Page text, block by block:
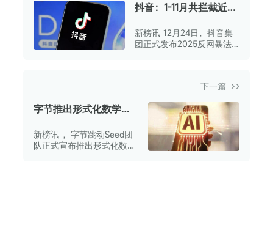
抖音：1-11月共拦截近1.2
处置账号超41万个
新榜讯 12月24日，抖音集
团正式发布2025反网暴法
下一篇
字节推出形式化数学推
Prover 1.5
新榜讯 ，字节跳动Seed团
队正式宣布推出形式化数学